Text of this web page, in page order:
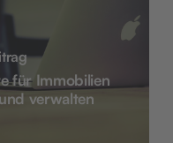
für Immobilien
verwalten